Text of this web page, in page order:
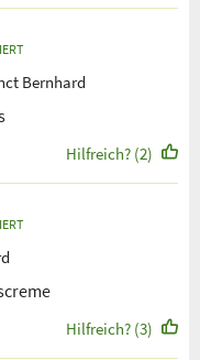
Bernhard
Hilfreich? (2)
Hilfreich? (3)